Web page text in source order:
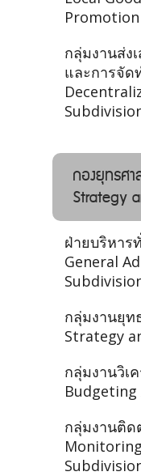
กลุ่มงานส่ง
และการจัด
กองยุทธศา
Strategy
ฝ่ายบริหาร
General
กลุ่มงานยุท
Strategy
กลุ่มงานวิเ
Budgeting
กลุ่มงานติด